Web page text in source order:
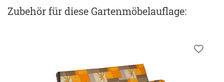
Zubehörfür diese Gartenmöbelauflage: